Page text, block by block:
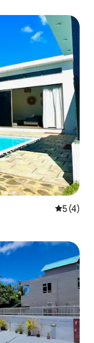
5 (4)